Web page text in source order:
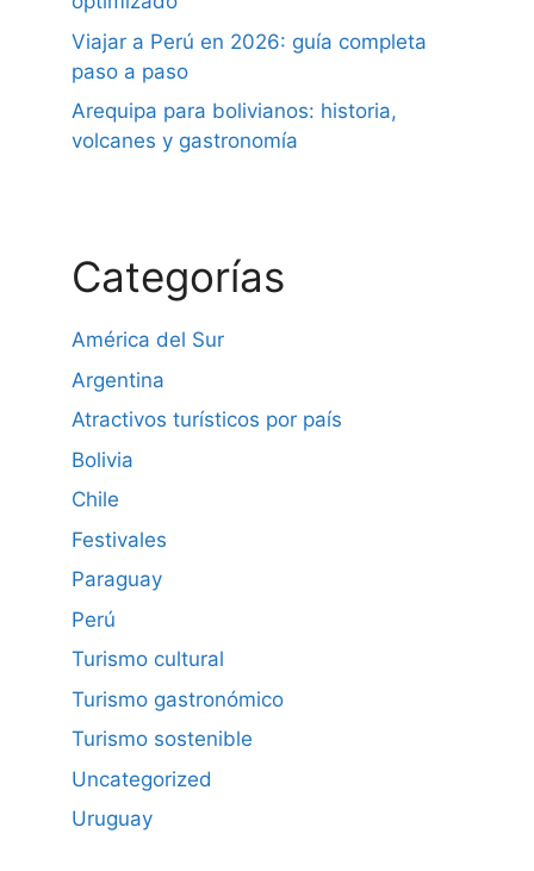
Viajar a Perú en 2026: guía completa
paso a paso
Arequipa para bolivianos: historia,
volcanes y gastronomía
Categorías
América del Sur
Argentina
Atractivos turísticos por país
Bolivia
Chile
Festivales
Paraguay
Perú
Turismo cultural
Turismo gastronómico
Turismo sostenible
Uncategorized
Uruguay